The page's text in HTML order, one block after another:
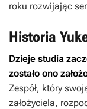
roku rozwijając
Historia
Dzieje studia
zostało ono
Zespół, który
założyciela,